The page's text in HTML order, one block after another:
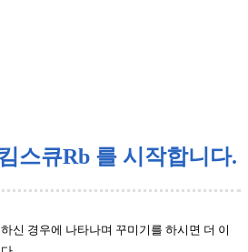
스큐Rb 를 시작합니다.
신 경우에 나타나며 꾸미기를 하시면 더 이